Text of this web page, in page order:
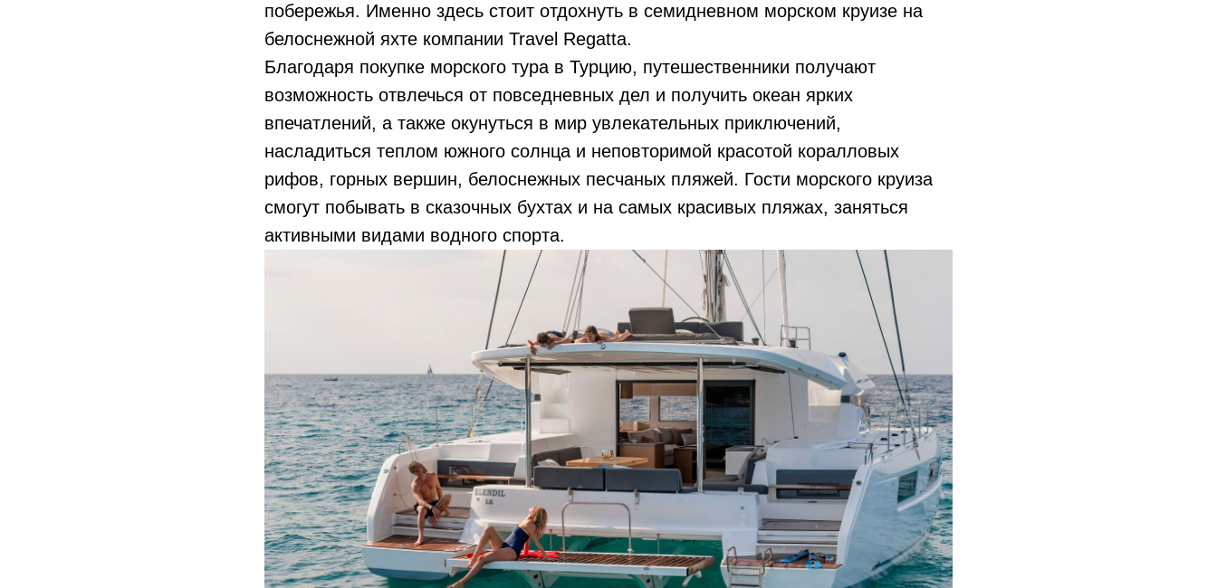
побережья. Именно здесь стоит отдохнуть в семидневном морском круизе на
белоснежной яхте компании Travel Regatta.
Благодаря покупке морского тура в Турцию, путешественники получают
возможность отвлечься от повседневных дел и получить океан ярких
впечатлений, а также окунуться в мир увлекательных приключений,
насладиться теплом южного солнца и неповторимой красотой коралловых
рифов, горных вершин, белоснежных песчаных пляжей. Гости морского круиза
смогут побывать в сказочных бухтах и на самых красивых пляжах, заняться
активными видами водного спорта.